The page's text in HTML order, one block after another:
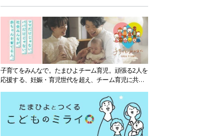
子育てをみんなで。たまひよチーム育児。頑張る2人を
応援する、妊娠・育児世代を超え、チーム育児に共感